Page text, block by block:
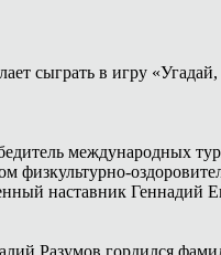
сыграть в игру
международных
физкультурно-
наставник Геннадий
Разумов гордился